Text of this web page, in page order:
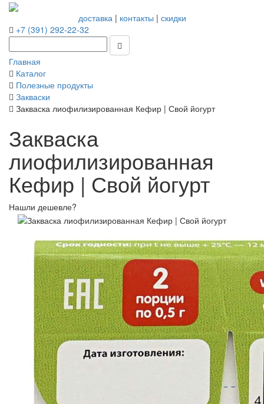
доставка| контакты | скидки
+7 (391) 292-22-32
Главная
Каталог
Полезные продукты
Закваски
Закваска лиофилизированная Кефир | Свой йогурт
Закваска
лиофилизированная
Кефир | Свой йогурт
Нашли дешевле?